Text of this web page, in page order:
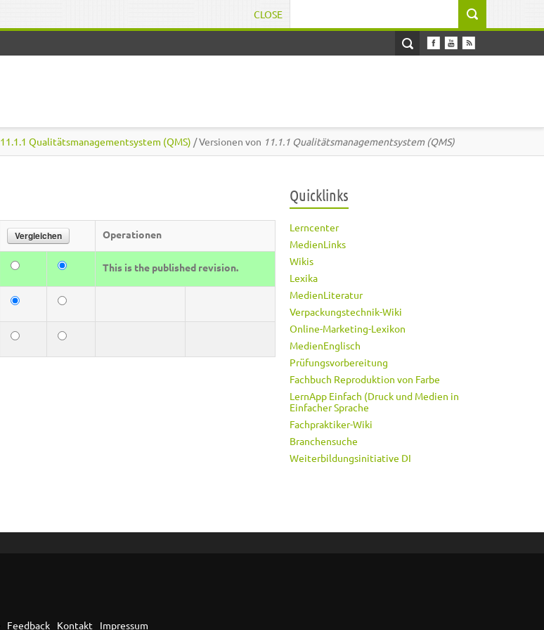
CLOSE
11.1.1 Qualitätsmanagementsystem (QMS) / Versionen von 11.1.1 Qualitätsmanagementsystem (QMS)
Operationen
This is the published revision.
Quicklinks
Lerncenter
MedienLinks
Wikis
Lexika
MedienLiteratur
Verpackungstechnik-Wiki
Online-Marketing-Lexikon
MedienEnglisch
Prüfungsvorbereitung
Fachbuch Reproduktion von Farbe
LernApp Einfach (Druck und Medien in
Einfacher Sprache
Fachpraktiker-Wiki
Branchensuche
Weiterbildungsinitiative DI
Feedback Kontakt Impressum